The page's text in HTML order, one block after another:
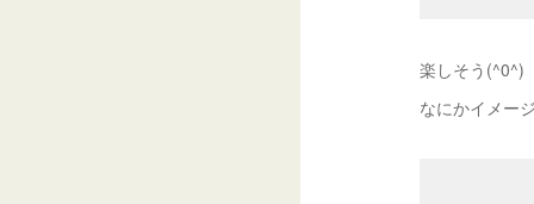
楽しそう(^0^)
なにかイメー